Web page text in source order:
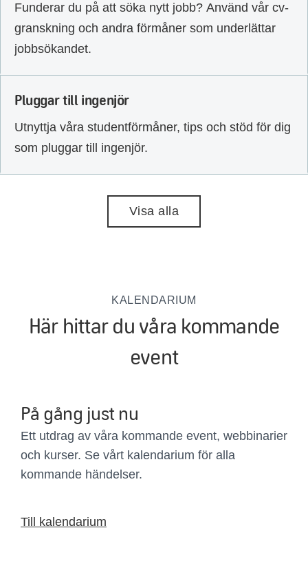
Funderar du på att söka nytt jobb? Använd vår cv-
granskning och andra förmåner som underlättar
jobbsökandet.
Pluggar till ingenjör
Utnyttja våra studentförmåner, tips och stöd för dig
som pluggar till ingenjör.
Visa alla
KALENDARIUM
Här hittar du våra kommande
event
På gång just nu
Ett utdrag av våra kommande event, webbinarier
och kurser. Se vårt kalendarium för alla
kommande händelser.
Till kalendarium